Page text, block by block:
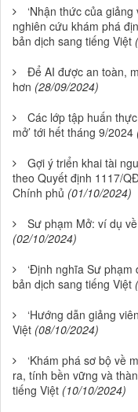
‘Nhận thức của
nghiên cứu khám phá
bản dịch sang tiếng Việt
Để AI được an toàn,
hơn (28/09/2024)
Các lớp tập huấn
mở’ tới hết tháng 9/2024
Gợi ý triển khai tài
theo Quyết định 1117/
Chính phủ (01/10/2024)
Sư phạm Mở: ví dụ
(02/10/2024)
‘Định nghĩa Sư phạm
bản dịch sang tiếng Việt
‘Hướng dẫn giảng
Việt (08/10/2024)
‘Khám phá sơ bộ về
ra, tính bền vững và
tiếng Việt (10/10/2024)